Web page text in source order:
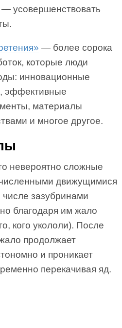
усовершенствовать
— более сорока
которые люди
инновационные
эффективные
материалы
и многое другое.
невероятно сложные
движущимися
зазубринами
благодаря им жало
кого укололи). После
продолжает
и проникает
перекачивая яд.